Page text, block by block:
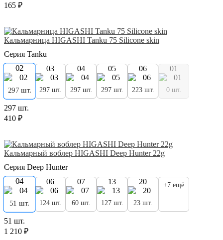
165 ₽
Кальмарница HIGASHI Tanku 75 Silicone skin
Серия Tanku
02
297 шт.
03
297 шт.
04
297 шт.
05
297 шт.
06
223 шт.
01
0 шт.
297 шт.
410 ₽
Кальмарный воблер HIGASHI Deep Hunter 22g
Серия Deep Hunter
04
51 шт.
06
124 шт.
07
60 шт.
13
127 шт.
20
23 шт.
+7 ещё
51 шт.
1 210 ₽